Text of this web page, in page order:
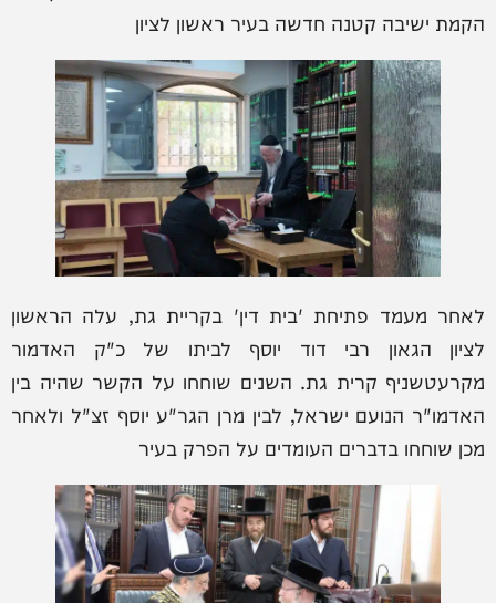
הקמת ישיבה קטנה חדשה בעיר ראשון לציון
לאחר מעמד פתיחת 'בית דין' בקריית גת, עלה הראשון
לציון הגאון רבי דוד יוסף לביתו של כ"ק האדמור
מקרעטשניף קרית גת. השנים שוחחו על הקשר שהיה בין
האדמו"ר הנועם ישראל, לבין מרן הגר"ע יוסף זצ"ל ולאחר
מכן שוחחו בדברים העומדים על הפרק בעיר